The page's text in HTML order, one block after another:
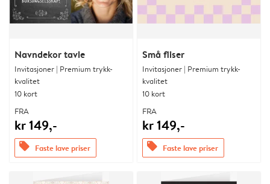
Navndekor tavle
Invitasjoner | Premium trykk-
kvalitet
10 kort
FRA
kr 149,-
offers Faste lave priser
Små fliser
Invitasjoner | Premium trykk-
kvalitet
10 kort
FRA
kr 149,-
offers Faste lave priser